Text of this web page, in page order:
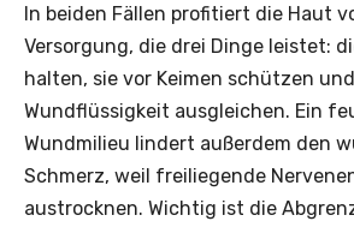
In beiden Fällen profitiert die Haut
Versorgung, die drei Dinge leistet:
halten, sie vor Keimen schützen
Wundflüssigkeit ausgleichen. Ein
Wundmilieu lindert außerdem den
Schmerz, weil freiliegende
austrocknen. Wichtig ist die